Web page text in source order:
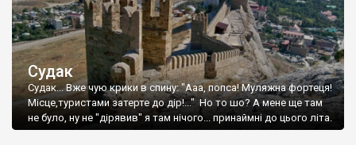
Судак
Судак... Вже чую крики в спину: "Ааа, попса! Муляжна фортеця!
Місце,туристами затерте до дір!..." Но то шо? А мене ще там
не було, ну не "дірявив" я там нічого... принаймні до цього літа.